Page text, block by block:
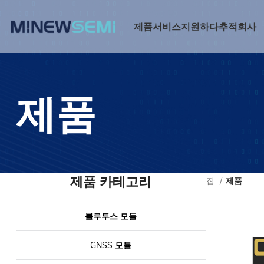
제품서비스지원하다추적회사
제품
제품 카테고리
블루투스 모듈
GNSS 모듈
집 제품